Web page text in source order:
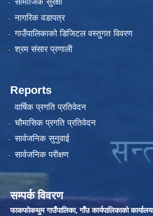
नागरिक वडापत्र
गाउँपालिकाको डिजिटल वस्तुगत विवरण
श्रम संसार प्रणाली
Reports
वार्षिक प्रगति प्रतिवेदन
चौमासिक प्रगति प्रतिवेदन
सार्वजनिक सुनुवाई
सार्वजनिक परीक्षण
सम्पर्क विवरण
फाकफोकथुम गाउँपालिका, गाँउ कार्यपालिकाको कार्यालय